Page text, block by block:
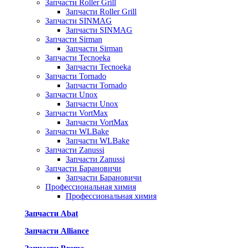
Запчасти Roller Grill
Запчасти Roller Grill
Запчасти SINMAG
Запчасти SINMAG
Запчасти Sirman
Запчасти Sirman
Запчасти Tecnoeka
Запчасти Tecnoeka
Запчасти Tornado
Запчасти Tornado
Запчасти Unox
Запчасти Unox
Запчасти VortMax
Запчасти VortMax
Запчасти WLBake
Запчасти WLBake
Запчасти Zanussi
Запчасти Zanussi
Запчасти Барановичи
Запчасти Барановичи
Профессиональная химия
Профессиональная химия
Запчасти Abat
Запчасти Alliance